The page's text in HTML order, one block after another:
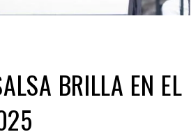
BRILLA EN EL